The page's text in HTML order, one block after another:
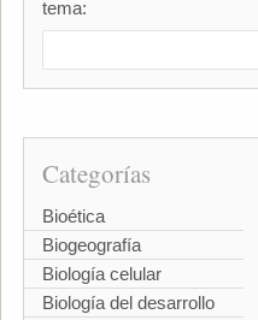
tema:
Categorías
Bioética
Biogeografía
Biología celular
Biología del desarrollo